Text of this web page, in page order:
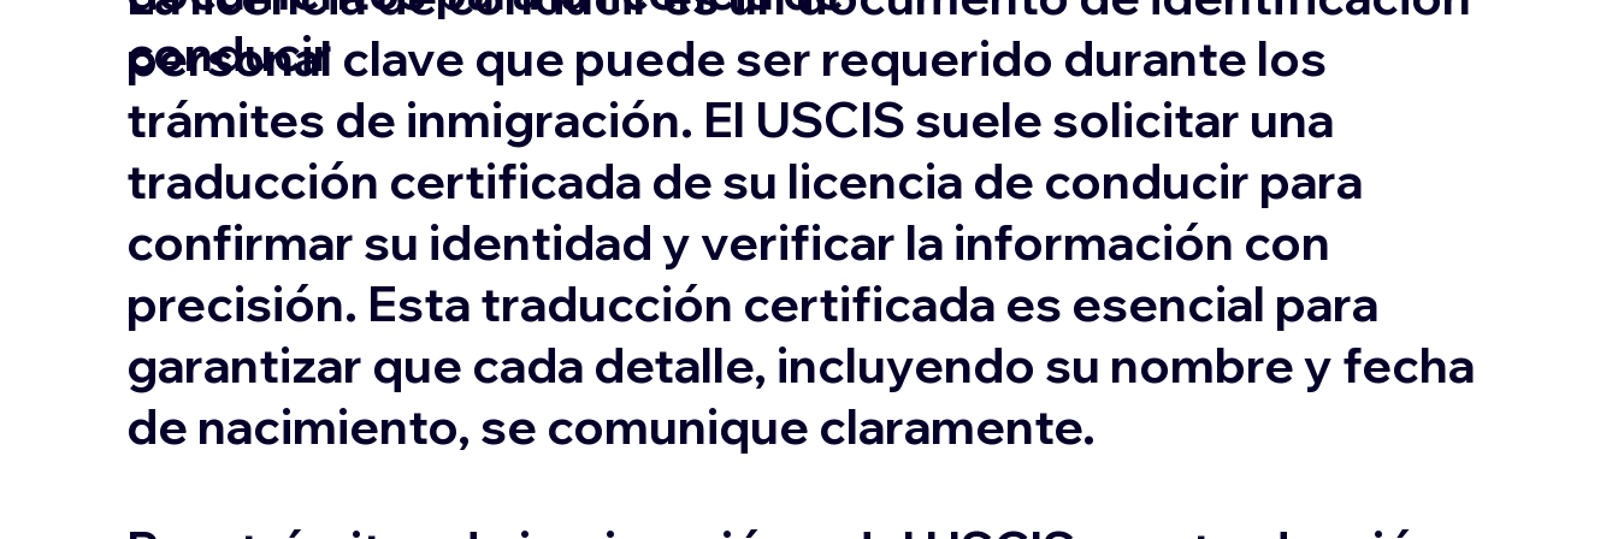
conducir
personal clave que puede ser requerido durante los
trámites de inmigración. El USCIS suele solicitar una
traducción certificada de su licencia de conducir para
confirmar su identidad y verificar la información con
precisión. Esta traducción certificada es esencial para
garantizar que cada detalle, incluyendo su nombre y fecha
de nacimiento, se comunique claramente.